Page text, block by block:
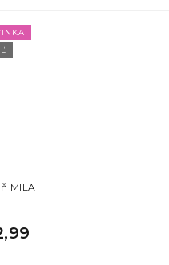
MILA